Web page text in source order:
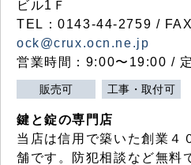
ビル1Ｆ
TEL：0143-44-2759 /
ock@crux.ocn.ne.jp
営業時間：9:00〜19:00 /
販売可 工事・取付可
鍵と錠の専門店
当店は信用で築いた創業４
舗です。防犯相談など無料